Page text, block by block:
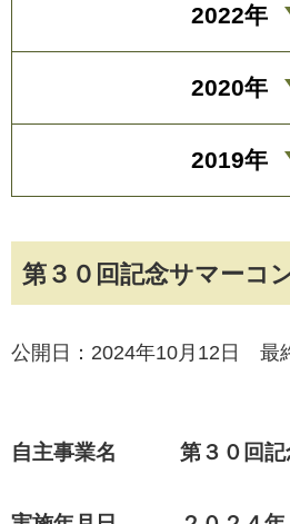
第３０回記念サマーコ
公開日：2024年10月12日 最
自主事業名 第３０回記
2022年
2020年
2019年